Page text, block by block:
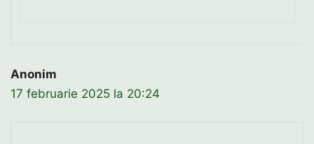
Anonim
17 februarie 2025 la 20:24